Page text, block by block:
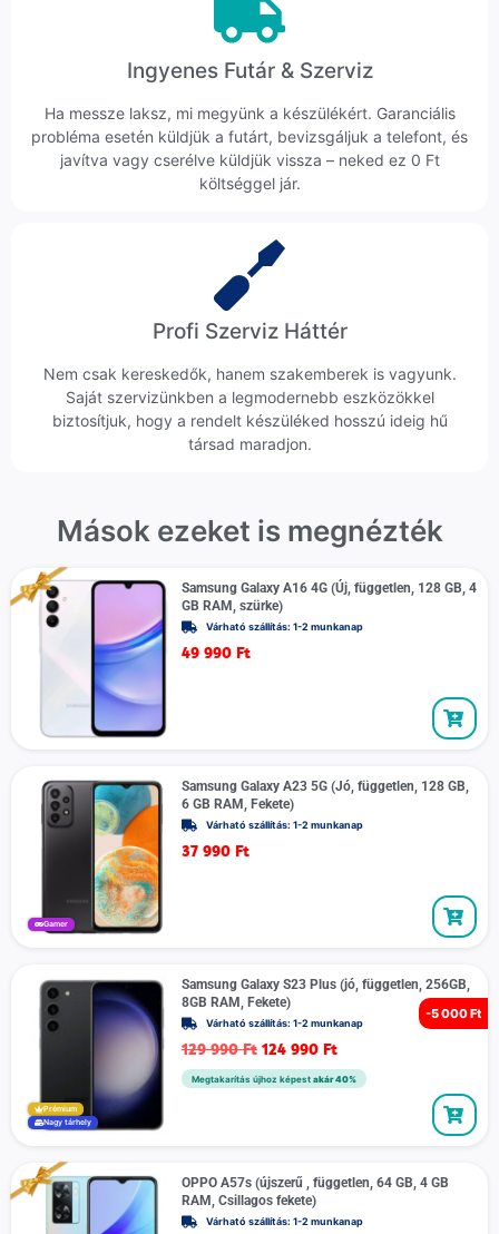
Ingyenes Futár & Szerviz
Ha messze laksz, mi megyünk a készülékért. Garanciális
probléma esetén küldjük a futárt, bevizsgáljuk a telefont, és
javítva vagy cserélve küldjük vissza – neked ez 0 Ft
költséggel jár.
Profi Szerviz Háttér
Nem csak kereskedők, hanem szakemberek is vagyunk.
Saját szervizünkben a legmodernebb eszközökkel
biztosítjuk, hogy a rendelt készüléked hosszú ideig hű
társad maradjon.
Mások ezeket is megnézték
Samsung Galaxy A16 4G (Új, független, 128 GB, 4
GB RAM, szürke)
Várható szállítás: 1-2 munkanap
49 990 Ft
Gamer
Samsung Galaxy A23 5G (Jó, független, 128 GB,
6 GB RAM, Fekete)
Várható szállítás: 1-2 munkanap
37 990 Ft
-5 000 Ft
Prémium
Nagy tárhely
Samsung Galaxy S23 Plus (jó, független, 256GB,
8GB RAM, Fekete)
Várható szállítás: 1-2 munkanap
129 990Ft 124 990 Ft
Megtakarítás újhoz képest akár 40%
OPPO A57s (újszerű , független, 64 GB, 4 GB
RAM, Csillagos fekete)
Várható szállítás: 1-2 munkanap